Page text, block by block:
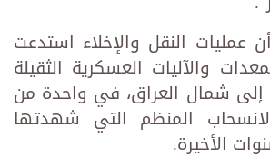
عمليات النقل والإخلاء استدعت
والآليات العسكرية الثقيلة
شمال العراق، في واحدة من
المنظم التي شهدتها
الأخيرة.